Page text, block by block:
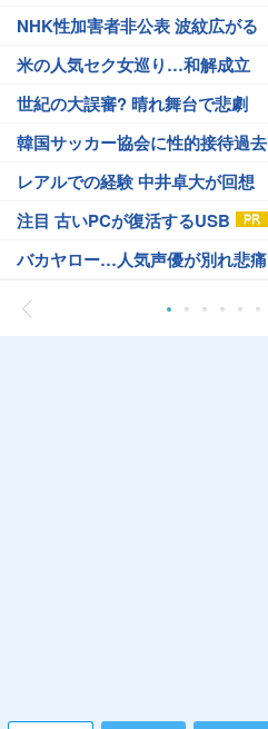
NHK性加害者非公表 波紋広がる
米の人気セク女巡り…和解成立
世紀の大誤審? 晴れ舞台で悲劇
韓国サッカー協会に性的接待過去
レアルでの経験 中井卓大が回想
注目 古いPCが復活するUSB
バカヤロー…人気声優が別れ悲痛